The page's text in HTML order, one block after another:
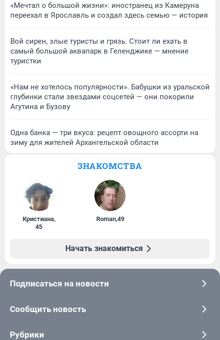
«Мечтал о большой жизни»: иностранец из Камеруна
переехал в Ярославль и создал здесь семью — история
Вой сирен, злые туристы и грязь. Стоит ли ехать в
самый большой аквапарк в Геленджике — мнение
туристки
«Нам не хотелось популярности». Бабушки из уральской
глубинки стали звездами соцсетей — они покорили
Агутина и Бузову
Одна банка — три вкуса: рецепт овощного ассорти на
зиму для жителей Архангельской области
ЗНАКОМСТВА
Кристиана,
45
Roman,49
Начать знакомиться
Подписаться на новости
Сообщить новость
Рубрики